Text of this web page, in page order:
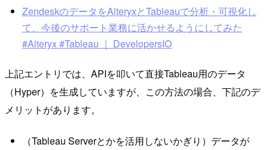
ZendeskのデータをAlteryxとTableauで分析・可視化し
て、今後のサポート業務に活かせるようにしてみた
#Alteryx #Tableau ｜ DevelopersIO
上記エントリでは、APIを叩いて直接Tableau用のデータ
（Hyper）を生成していますが、この方法の場合、下記のデ
メリットがあります。
（Tableau Serverとかを活用しないかぎり）データが